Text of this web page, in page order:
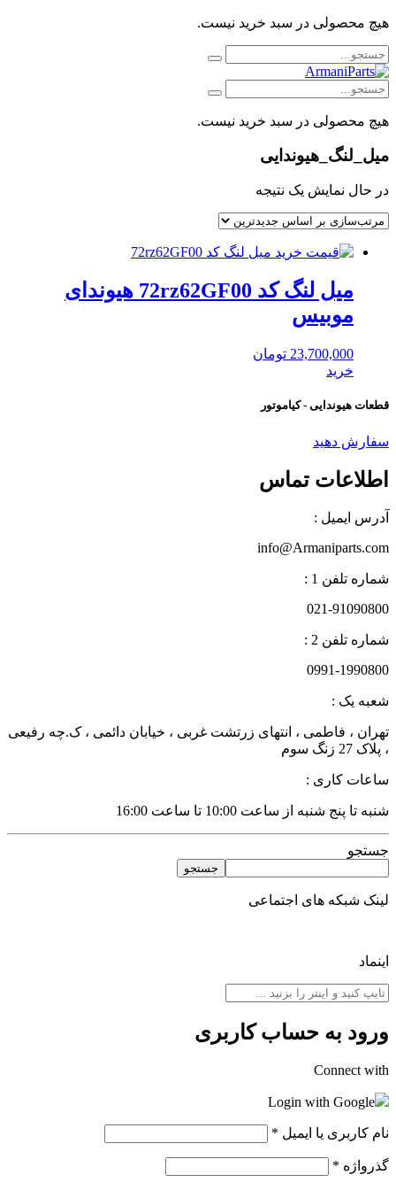
هیچ محصولی در سبد خرید نیست.
هیچ محصولی در سبد خرید نیست.
میل_لنگ_هیوندایی
در حال نمایش یک نتیجه
میل لنگ کد 72rz62GF00 هیوندای
موبیس
23,700,000 تومان
خرید
قطعات هیوندایی - کیاموتور
سفارش دهید
اطلاعات تماس
آدرس ایمیل :
info@Armaniparts.com
شماره تلفن 1 :
021-91090800
شماره تلفن 2 :
0991-1990800
شعبه یک :
تهران ، فاطمی ، انتهای زرتشت غربی ، خیابان دائمی ، ک.چه رفیعی
، پلاک 27 زنگ سوم
ساعات کاری :
شنبه تا پنج شنبه از ساعت 10:00 تا ساعت 16:00
جستجو
جستجو
لینک شبکه های اجتماعی
اینماد
ورود به حساب کاربری
Connect with
Login with Google
نام کاربری یا ایمیل *
گذرواژه *